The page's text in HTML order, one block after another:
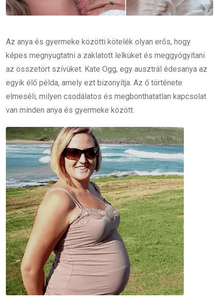
Az anya és gyermeke közötti kötelék olyan erős, hogy
képes megnyugtatni a zaklatott lelküket és meggyógyítani
az összetört szívüket. Kate Ogg, egy ausztrál édesanya az
egyik élő példa, amely ezt bizonyítja. Az ő története
elmeséli, milyen csodálatos és megbonthatatlan kapcsolat
van minden anya és gyermeke között.